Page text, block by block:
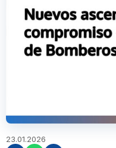
23.01.2026